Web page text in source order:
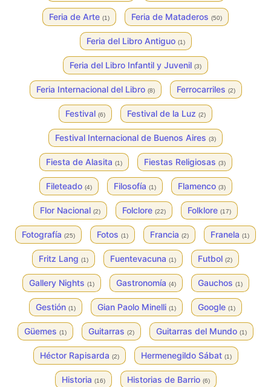
Feria de Arte (1) Feria de Mataderos (50)
Feria del Libro Antiguo (1)
Feria del Libro Infantil y Juvenil (3)
Feria Internacional del Libro (8) Ferrocarriles (2)
Festival (6) Festival de la Luz (2)
Festival Internacional de Buenos Aires (3)
Fiesta de Alasita (1) Fiestas Religiosas (3)
Fileteado (4) Filosofía (1) Flamenco (3)
Flor Nacional (2) Folclore (22) Folklore (17)
Fotografía (25) Fotos (1) Francia (2) Franela (1)
Fritz Lang (1) Fuentevacuna (1) Futbol (2)
Gallery Nights (1) Gastronomía (4) Gauchos (1)
Gestión (1) Gian Paolo Minelli (1) Google (1)
Güemes (1) Guitarras (2) Guitarras del Mundo (1)
Héctor Rapisarda (2) Hermenegildo Sábat (1)
Historia (16) Historias de Barrio (6)